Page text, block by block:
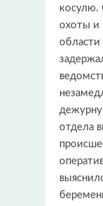
косулю.
охоты и
области
отдела